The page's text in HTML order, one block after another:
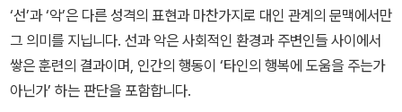
‘선’과 ‘악’은 다른 성격의 표현과 마찬가지로 대인 관계의 문맥에서만
그 의미를 지닙니다. 선과 악은 사회적인 환경과 주변인들 사이에서
쌓은 훈련의 결과이며, 인간의 행동이 ‘타인의 행복에 도움을 주는가
아닌가’ 하는 판단을 포함합니다.